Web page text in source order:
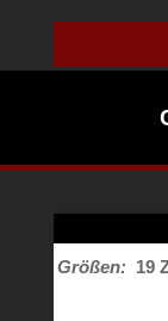
Größen: 19